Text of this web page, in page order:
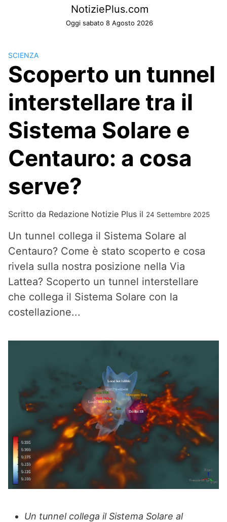
NotiziePlus.com
Oggi sabato 8 Agosto 2026
SCIENZA
Scoperto un tunnel
interstellare tra il
Sistema Solare e
Centauro: a cosa
serve?
Scritto da Redazione Notizie Plus il 24 Settembre 2025
Un tunnel collega il Sistema Solare al
Centauro? Come è stato scoperto e cosa
rivela sulla nostra posizione nella Via
Lattea? Scoperto un tunnel interstellare
che collega il Sistema Solare con la
costellazione...
Un tunnel collega il Sistema Solare al